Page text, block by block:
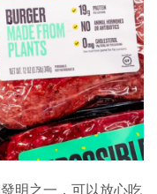
明之一，可以放心吃